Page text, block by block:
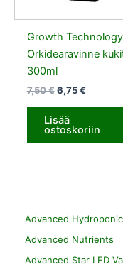
Advanced
Advanced Nutrients
Advanced Star LED
Growth Technology
Orkidearavinne
300ml
7,50€ 6,75€
Lisää
ostoskoriin